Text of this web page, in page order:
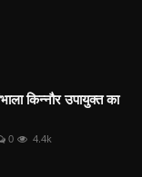
किन्नौर उपायुक्त का
0 4.4k